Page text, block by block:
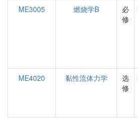
ME3005
燃烧学B
必
修
ME4020
黏性流体力学
选
修